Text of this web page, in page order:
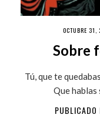
OCTUBRE
Sobre
Tú, que te
Que hablas
PUBLICADO